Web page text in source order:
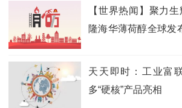
【世界热闻】聚力
隆海华薄荷醇全球发
天天即时：工业富
多“硬核”产品亮相